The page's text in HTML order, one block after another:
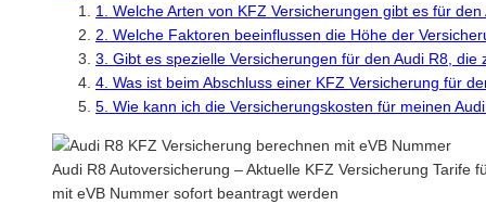
1. Welche Arten von KFZ Versicherungen gibt es für den
2. Welche Faktoren beeinflussen die Höhe der
3. Gibt es spezielle Versicherungen für den Audi R8, die
4. Was ist beim Abschluss einer KFZ Versicherung für
5. Wie kann ich die Versicherungskosten für meinen
Audi R8 Autoversicherung – Aktuelle KFZ Versicherung Tarife
mit eVB Nummer sofort beantragt werden